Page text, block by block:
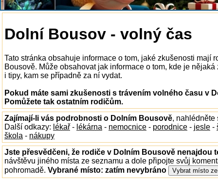
Dolní Bousov - volný čas
Tato stránka obsahuje informace o tom, jaké zkušenosti mají
Bousově. Může obsahovat jak informace o tom, kde je
i tipy, kam se případně za ní vydat.
Pokud máte sami zkušenosti s trávením volného času v
Pomůžete tak ostatním rodičům.
Zajímají-li vás podrobnosti o Dolním Bousově, nahlédněte
Další odkazy: lékař - lékárna - nemocnice - porodnice - jesle -
škola - nákupy
Jste přesvědčeni, že rodiče v Dolním Bousově nenajdou
návštěvu jiného místa ze seznamu a dole připojte svůj
pohromadě. Vybrané místo: zatím nevybráno